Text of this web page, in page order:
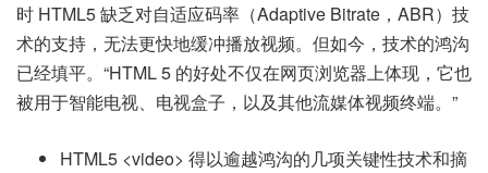
时 HTML5 缺乏对自适应码率（Adaptive Bitrate，ABR）技
术的支持，无法更快地缓冲播放视频。但如今，技术的鸿沟
已经填平。“HTML 5 的好处不仅在网页浏览器上体现，它也
被用于智能电视、电视盒子，以及其他流媒体视频终端。”
HTML5 <video> 得以逾越鸿沟的几项关键性技术和摘